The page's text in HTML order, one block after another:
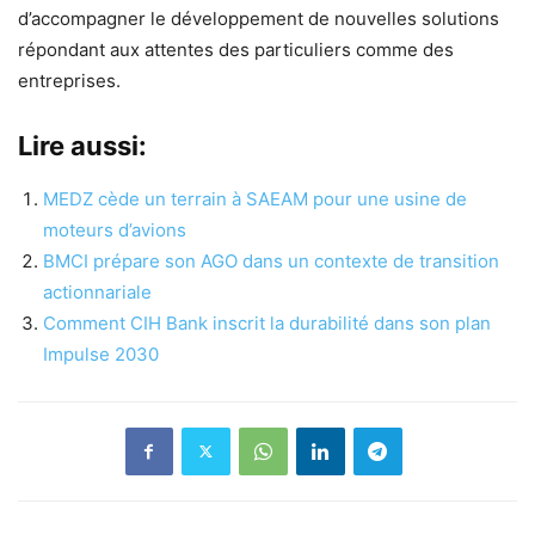
d’accompagner le développement de nouvelles solutions
répondant aux attentes des particuliers comme des
entreprises.
Lire aussi:
MEDZ cède un terrain à SAEAM pour une usine de
moteurs d’avions
BMCI prépare son AGO dans un contexte de transition
actionnariale
Comment CIH Bank inscrit la durabilité dans son plan
Impulse 2030